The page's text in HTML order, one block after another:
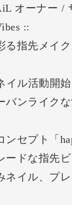
オーナー /
::
る指先メイク
イル活動開
バンライク
ンセプト「
ードな指先
ネイル、プ